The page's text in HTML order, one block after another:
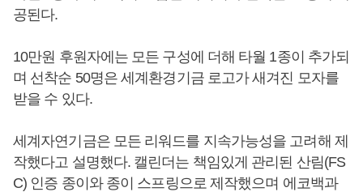
공된다.
10만원 후원자에는 모든 구성에 더해 타월 1종이 추가되
며 선착순 50명은 세계환경기금 로고가 새겨진 모자를
받을 수 있다.
세계자연기금은 모든 리워드를 지속가능성을 고려해 제
작했다고 설명했다. 캘린더는 책임있게 관리된 산림(FS
C) 인증 종이와 종이 스프링으로 제작했으며 에코백과